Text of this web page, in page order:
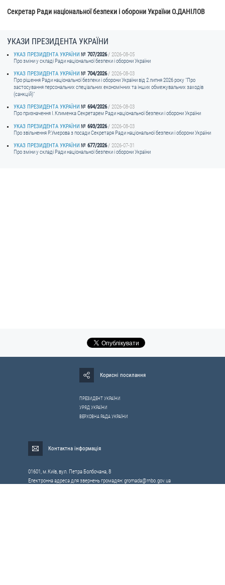
Секретар Ради національної безпеки і оборони УкраїниО.ДАНІЛОВ
УКАЗИ ПРЕЗИДЕНТА УКРАЇНИ
УКАЗ ПРЕЗИДЕНТА УКРАЇНИ 707/2026
2026-08-05
Про зміни у складі Ради національної безпеки і оборони України
УКАЗ ПРЕЗИДЕНТА УКРАЇНИ
704/2026
2026-08-03
Про рішення Ради національної безпеки і оборони України від 2 липня 2026 року "Про
застосування персональних спеціальних економічних та інших обмежувальних заходів
(санкцій)"
УКАЗ ПРЕЗИДЕНТА УКРАЇНИ
694/2026
2026-08-03
Про призначення I.Клименка Секретарем Ради національної безпеки і оборони України
УКАЗ ПРЕЗИДЕНТА УКРАЇНИ
693/2026
2026-08-03
Про звільнення Р.Умєрова з посади Секретаря Ради національної безпеки і оборони України
УКАЗ ПРЕЗИДЕНТА УКРАЇНИ
677/2026
2026-07-31
Про зміни у складі Ради національної безпеки і оборони України
Корисні посилання
ПРЕЗИДЕНТ УКРАЇНИ
УРЯД УКРАЇНИ
ВЕРХОВНА РАДА УКРАЇНИ
Контактна інформація
01601, м.Київ, вул. Петра Болбочана, 8
Електронна адреса для звернень громадян:gromada@rnbo.gov.ua